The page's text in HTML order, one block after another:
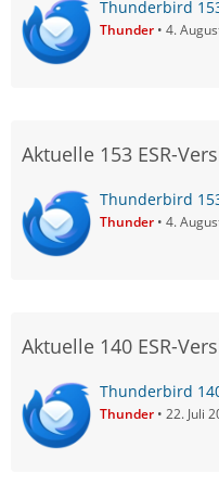
Thunderbird
Thunder 4.
Aktuelle 153 ESR-
Thunderbird
Thunder 4.
Aktuelle 140 ESR-
Thunderbird
Thunder 22. Juli